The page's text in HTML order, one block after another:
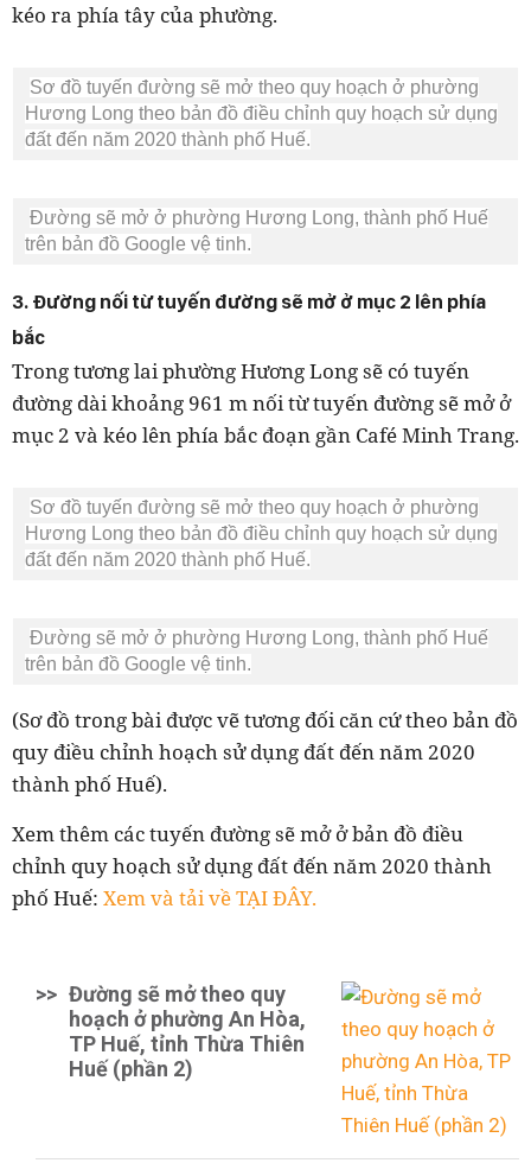
kéo ra phía tây của phường.
Sơ đồ tuyến đường sẽ mở theo quy hoạch ở phường
Hương Long theo bản đồ điều chỉnh quy hoạch sử dụng
đất đến năm 2020 thành phố Huế.
Đường sẽ mở ở phường Hương Long, thành phố Huế
trên bản đồ Google vệ tinh.
3. Đường nối từ tuyến đường sẽ mở ở mục 2 lên phía
bắc
Trong tương lai phường Hương Long sẽ có tuyến
đường dài khoảng 961 m nối từ tuyến đường sẽ mở ở
mục 2 và kéo lên phía bắc đoạn gần Café Minh Trang.
Sơ đồ tuyến đường sẽ mở theo quy hoạch ở phường
Hương Long theo bản đồ điều chỉnh quy hoạch sử dụng
đất đến năm 2020 thành phố Huế.
Đường sẽ mở ở phường Hương Long, thành phố Huế
trên bản đồ Google vệ tinh.
(Sơ đồ trong bài được vẽ tương đối căn cứ theo bản đồ
quy điều chỉnh hoạch sử dụng đất đến năm 2020
thành phố Huế).
Xem thêm các tuyến đường sẽ mở ở bản đồ điều
chỉnh quy hoạch sử dụng đất đến năm 2020 thành
phố Huế: Xem và tải về TẠI ĐÂY.
>> Đường sẽ mở theo quy
hoạch ở phường An Hòa,
TP Huế, tỉnh Thừa Thiên
Huế (phần 2)